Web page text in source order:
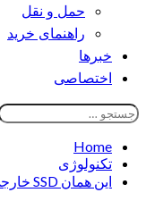
حمل و نقل
راهنمای خرید
خبرها
اختصاصی
جستجو
برای:
Home
تکنولوژی
این همان SSD خارجی است که به هیچ‌کس توصیه نمی‌کنم